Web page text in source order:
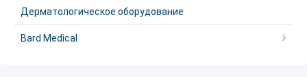
Дерматологическое оборудование
Bard Medical